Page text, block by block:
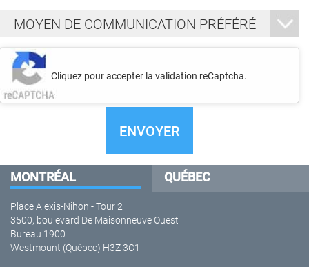
Moyen
communication
préféré
suis
pas
Cliquez pour accepter la validation reCaptcha.
MONTRÉAL QUÉBEC
Place Alexis-Nihon - Tour 2
3500, boulevard De Maisonneuve Ouest
Bureau 1900
Westmount (Québec) H3Z 3C1